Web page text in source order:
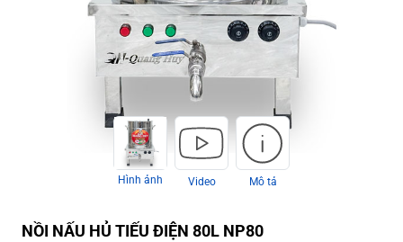
Hình ảnh Video Mô tả
NỒI NẤU HỦ TIẾU ĐIỆN 80L NP80